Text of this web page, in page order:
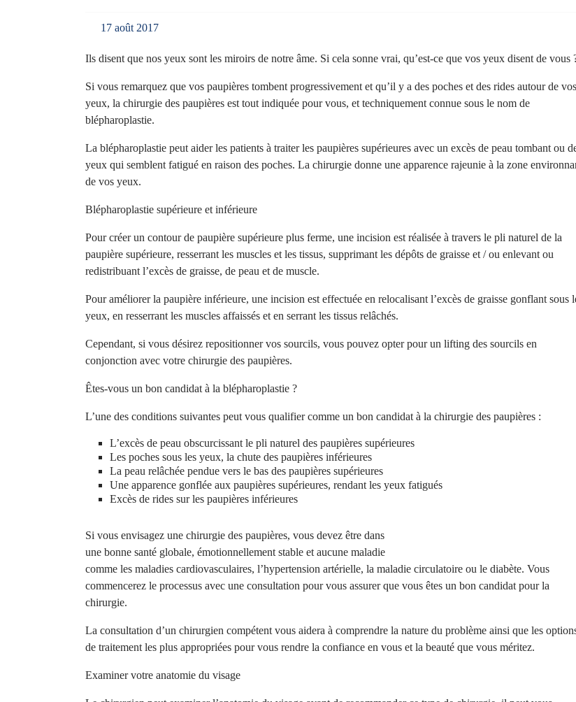
17 août 2017
Ils disent que nos yeux sont les miroirs de notre âme. Si cela sonne vrai, qu’est-ce que vos yeux disent de vous
Si vous remarquez que vos paupières tombent progressivement et qu’il y a des poches et des rides autour de vos
yeux, la chirurgie des paupières est tout indiquée pour vous, et techniquement connue sous le nom de
blépharoplastie.
La blépharoplastie peut aider les patients à traiter les paupières supérieures avec un excès de peau tombant ou
yeux qui semblent fatigué en raison des poches. La chirurgie donne une apparence rajeunie à la zone
de vos yeux.
Blépharoplastie supérieure et inférieure
Pour créer un contour de paupière supérieure plus ferme, une incision est réalisée à travers le pli naturel de la
paupière supérieure, resserrant les muscles et les tissus, supprimant les dépôts de graisse et / ou enlevant ou
redistribuant l’excès de graisse, de peau et de muscle.
Pouraméliorer la paupière inférieure, une incision est effectuée en relocalisant l’excès de graisse gonflant sous
yeux, en resserrant les muscles affaissés et en serrant les tissus relâchés.
Cependant, si vous désirez repositionner vos sourcils, vous pouvez opter pour un lifting des sourcils en
conjonction avec votre chirurgie des paupières.
Êtes-vous un bon candidat à la blépharoplastie ?
L’une des conditions suivantes peut vous qualifier comme un bon candidat à la chirurgie des paupières :
L’excès de peau obscurcissant le pli naturel des paupières supérieures
Les poches sous les yeux, la chute des paupières inférieures
La peau relâchée pendue vers le bas des paupières supérieures
Une apparence gonflée aux paupières supérieures, rendant les yeux fatigués
Excès de rides sur les paupières inférieures
Si vous envisagez une chirurgie des paupières, vous devez être dans
une bonne santé globale, émotionnellement stable et aucune maladie
comme les maladies cardiovasculaires, l’hypertension artérielle, la maladie circulatoire ou le diabète. Vous
commencerez le processus avec une consultation pour vous assurer que vous êtes un bon candidat pour la
chirurgie.
La consultation d’un chirurgien compétent vous aidera à comprendre la nature du problème ainsi que les
de traitement les plus appropriées pour vous rendre la confiance en vous et la beauté que vous méritez.
Examiner votre anatomie du visage